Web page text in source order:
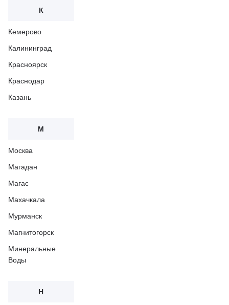
К
Кемерово
Калининград
Красноярск
Краснодар
Казань
М
Москва
Магадан
Магас
Махачкала
Мурманск
Магнитогорск
Минеральные
Воды
Н